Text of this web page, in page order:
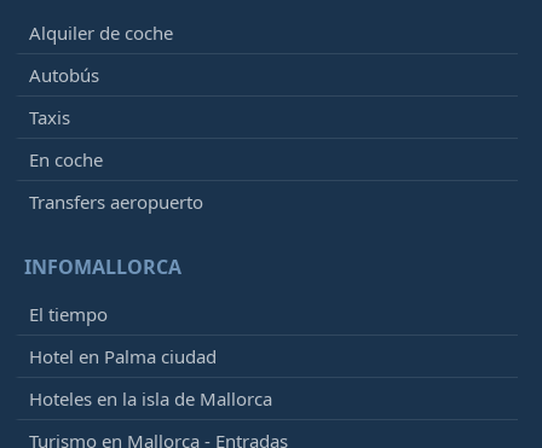
Alquiler de coche
Autobús
Taxis
En coche
Transfers aeropuerto
INFOMALLORCA
El tiempo
Hotel en Palma ciudad
Hoteles en la isla de Mallorca
Turismo en Mallorca - Entradas